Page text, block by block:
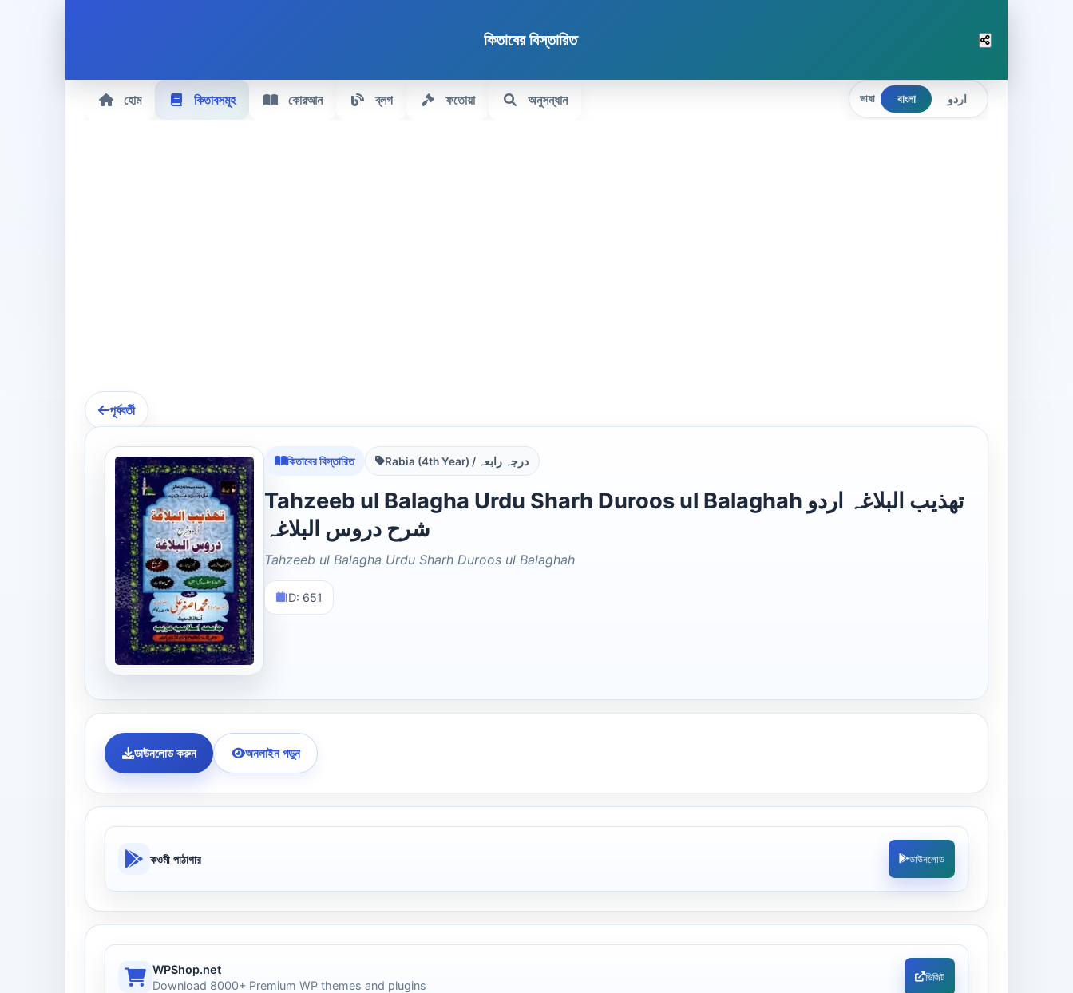
কিতাবের বিস্তারিত
হোম কিতাবসমূহ কোরআন ব্লগ ফতোয়া অনুসন্ধান ভাষা বাংলা اردو
পূর্ববর্তী
কিতাবের বিস্তারিত Rabia (4th Year) / درجہ رابعہ
Tahzeeb ul Balagha Urdu Sharh Duroos ul Balaghah تھذیب البلاغہ اردو
شرح دروس البلاغہ
Tahzeeb ul Balagha Urdu Sharh Duroos ul Balaghah
ID: 651
ডাউনলোড করুন অনলাইন পড়ুন
কওমী পাঠাগার ডাউনলোড
WPShop.net
Download 8000+ Premium WP themes and plugins
ভিজিট